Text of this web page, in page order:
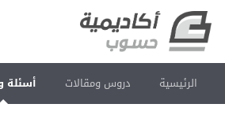
الرئيسية دروس ومقالات أسئلة